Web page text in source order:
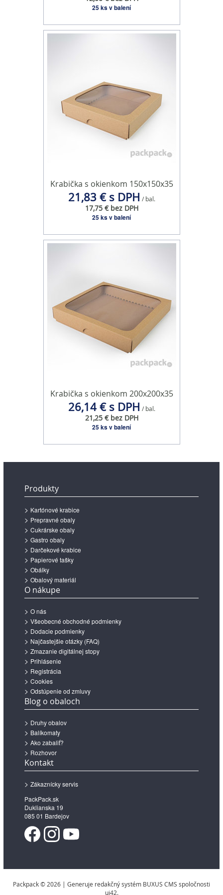
oblasti sociálnych médií, inzercie a analýzy. Títo partneri
údajmi, ktoré ste im poskytli alebo ktoré od vás získali,
25 ks v balení
Krabička s okienkom 150x150x35
21,83 € s DPH / bal.
17,75 € bez DPH
25 ks v balení
Krabička s okienkom 200x200x35
26,14 € s DPH / bal.
21,25 € bez DPH
25 ks v balení
Produkty
Kartónové krabice
Prepravné obaly
Cukrárske obaly
Gastro obaly
Darčekové krabice
Papierové tašky
Obálky
Obalový materiál
O nákupe
O nás
Všeobecné obchodné podmienky
Dodacie podmienky
Najčastejšie otázky (FAQ)
Zmazanie digitálnej stopy
Prihlásenie
Registrácia
Cookies
Odstúpenie od zmluvy
Blog o obaloch
Druhy obalov
Balíkomaty
Ako zabaliť?
Rozhovor
Kontakt
Zákaznícky servis
PackPack.sk
Duklianska 19
085 01 Bardejov
Packpack © 2026 | Generuje redakčný systém BUXUS CMS spoločnosti
ui42.